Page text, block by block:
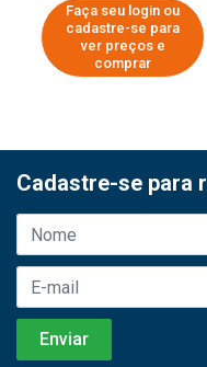
Faça seu login ou
cadastre-se para
ver preços e
comprar
Cadastre-se para